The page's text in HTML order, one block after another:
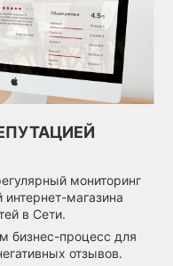
мониторинг
магазина
в Сети.
бизнес-процесс для
отзывов.